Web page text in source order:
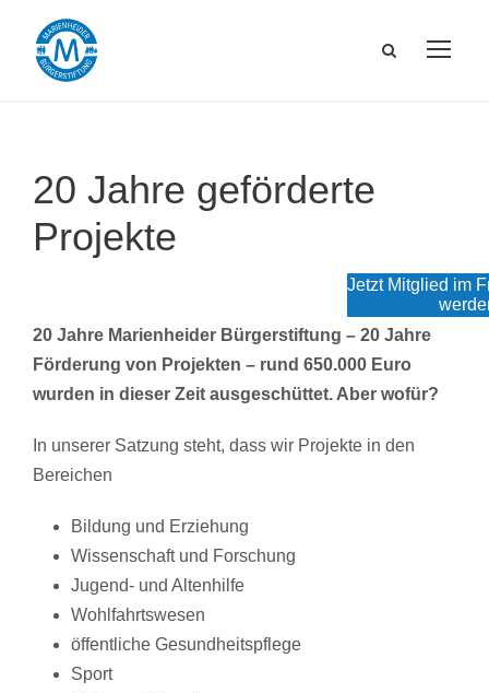
20 Jahre geförderte
Projekte
20 Jahre Marienheider Bürgerstiftung – 20 Jahre
Förderung von Projekten – rund 650.000 Euro
wurden in dieser Zeit ausgeschüttet. Aber wofür?
In unserer Satzung steht, dass wir Projekte in den
Bereichen
Bildung und Erziehung
Wissenschaft und Forschung
Jugend- und Altenhilfe
Wohlfahrtswesen
öffentliche Gesundheitspflege
Sport
Jetzt Mitglied im